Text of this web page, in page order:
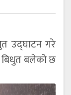
उद्घाटन गरे
बिधुत बलेको छ